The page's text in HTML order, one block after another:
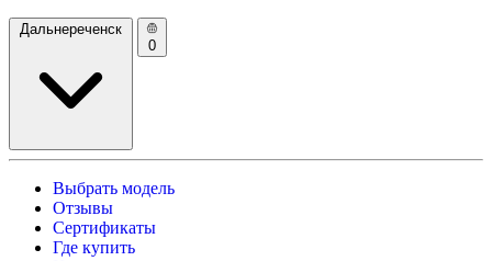
Дальнереченск
0
Выбрать модель
Отзывы
Сертификаты
Где купить